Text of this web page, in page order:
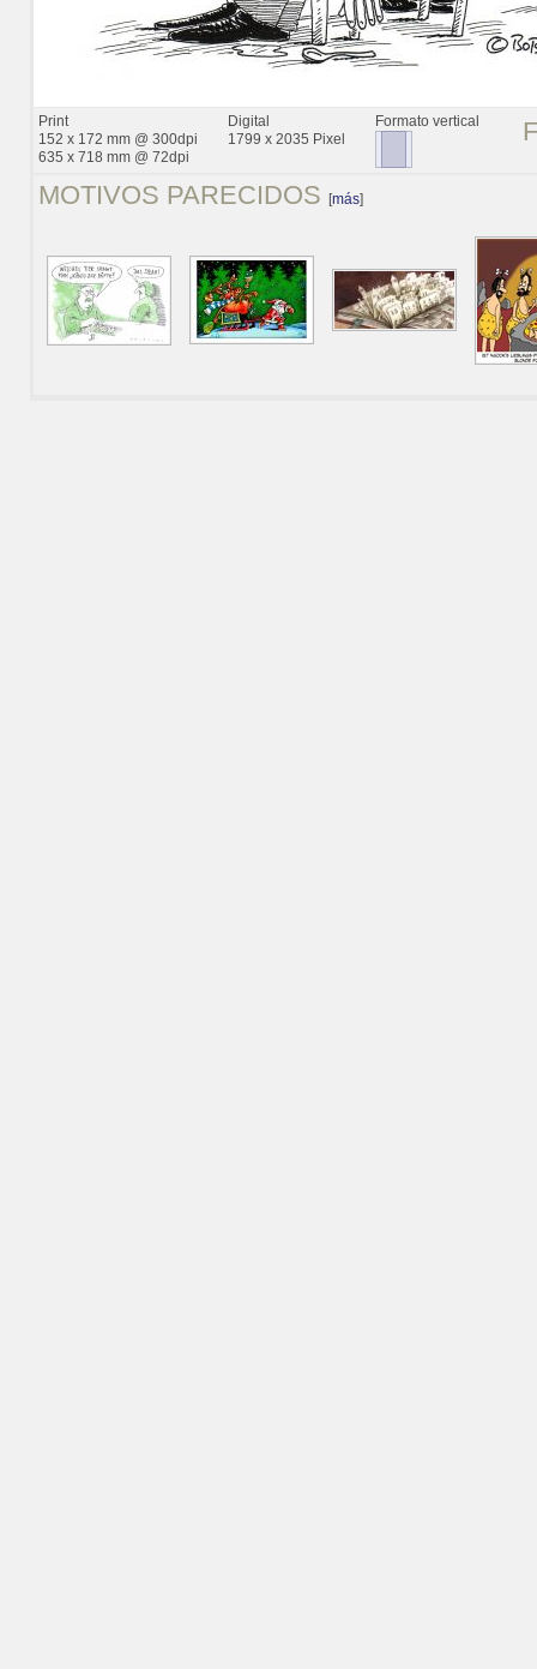
Print
152 x 172 mm @ 300dpi
635 x 718 mm @ 72dpi
Digital
1799 x 2035 Pixel
Formato vertical
MOTIVOS PARECIDOS [más]